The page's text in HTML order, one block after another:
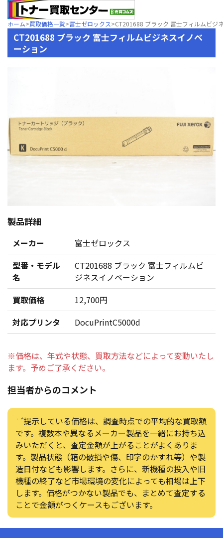
ホーム>買取価格一覧>富士ゼロックス>CT201688 ブラック 富士フィルムビジ
CT201688 ブラック 富士フィルムビジネスイノベ
ーション
製品詳細
メーカー
富士ゼロックス
型番・モデル
名
CT201688 ブラック 富士フィルムビ
ジネスイノベーション
買取価格
12,700円
対応プリンタ
DocuPrintC5000d
※価格は、年式や状態、買取方法などによって変動いたし
ます。予めご了承ください。
担当者からのコメント
ご提示している価格は、調査時点での平均的な買取額
です。複数本や異なるメーカー製品を一緒にお持ち込
みいただくと、査定金額が上がることがよくありま
す。製品状態（箱の破損や傷、印字のかすれ等）や製
造日付なども影響します。さらに、新機種の投入や旧
機種の終了など市場環境の変化によっても相場は上下
します。価格がつかない製品でも、まとめて査定する
ことで金額がつくケースもございます。